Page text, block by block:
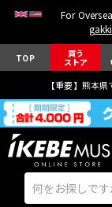
For
TOP 買う
ストア
【重要】熊本